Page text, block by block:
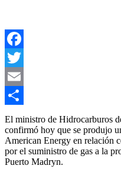
Facebook
Twitter
Email
Compartir
El ministro de Hidrocarburos
confirmó hoy que se produjo
American Energy en relación
por el suministro de gas a la
Puerto Madryn.